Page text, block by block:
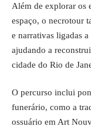
Além de explorar os
espaço, o necrotour
e narrativas ligadas
ajudando a
cidade do Rio de
O percurso inclui
funerário, como a
ossuário em Art